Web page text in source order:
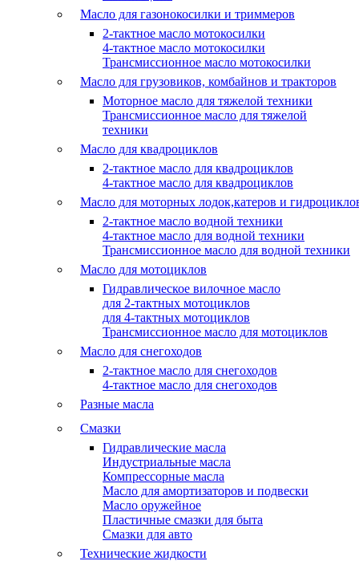
Масло для газонокосилки и триммеров
2-тактное масло мотокосилки
4-тактное масло мотокосилки
Трансмиссионное масло мотокосилки
Масло для грузовиков, комбайнов и тракторов
Моторное масло для тяжелой техники
Трансмиссионное масло для тяжелой
техники
Масло для квадроциклов
2-тактное масло для квадроциклов
4-тактное масло для квадроциклов
Масло для моторных лодок,катеров и
2-тактное масло водной техники
4-тактное масло для водной техники
Трансмиссионное масло для водной техники
Масло для мотоциклов
Гидравлическое вилочное масло
для 2-тактных мотоциклов
для 4-тактных мотоциклов
Трансмиссионное масло для мотоциклов
Масло для снегоходов
2-тактное масло для снегоходов
4-тактное масло для снегоходов
Разные масла
Смазки
Гидравлические масла
Индустриальные масла
Компрессорные масла
Масло для амортизаторов и подвески
Масло оружейное
Пластичные смазки для быта
Смазки для авто
Технические жидкости